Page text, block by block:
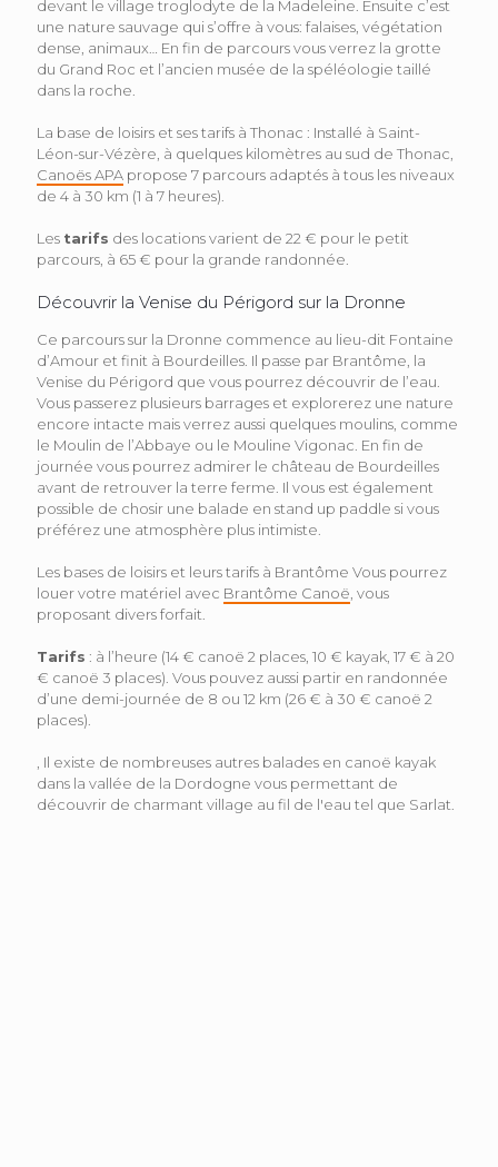
devant le village troglodyte de la Madeleine. Ensuite c’est
une nature sauvage qui s’offre à vous: falaises, végétation
dense, animaux… En fin de parcours vous verrez la grotte
du Grand Roc et l’ancien musée de la spéléologie taillé
dans la roche.
La base de loisirs et ses tarifs à Thonac : Installé à Saint-
Léon-sur-Vézère, à quelques kilomètres au sud de Thonac,
Canoës APA propose 7 parcours adaptés à tous les niveaux
de 4 à 30 km (1 à 7 heures).
Les tarifs des locations varient de 22 € pour le petit
parcours, à 65 € pour la grande randonnée.
Découvrir la Venise du Périgord sur la Dronne
Ce parcours sur la Dronne commence au lieu-dit Fontaine
d’Amour et finit à Bourdeilles. Il passe par Brantôme, la
Venise du Périgord que vous pourrez découvrir de l’eau.
Vous passerez plusieurs barrages et explorerez une nature
encore intacte mais verrez aussi quelques moulins, comme
le Moulin de l’Abbaye ou le Mouline Vigonac. En fin de
journée vous pourrez admirer le château de Bourdeilles
avant de retrouver la terre ferme. Il vous est également
possible de chosir une balade en stand up paddle si vous
préférez une atmosphère plus intimiste.
Les bases de loisirs et leurs tarifs à Brantôme Vous pourrez
louer votre matériel avec Brantôme Canoë , vous
proposant divers forfait.
Tarifs : à l’heure (14 € canoë 2 places, 10 € kayak, 17 € à 20
€ canoë 3 places). Vous pouvez aussi partir en randonnée
d’une demi-journée de 8 ou 12 km (26 € à 30 € canoë 2
places).
, Il existe de nombreuses autres balades en canoë kayak
dans la vallée de la Dordogne vous permettant de
découvrir de charmant village au fil de l'eau tel que Sarlat.